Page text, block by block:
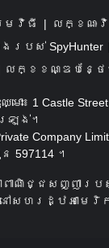
មវិធី
លក្ខណៈ
របស់ SpyHunter
លក្ខខណ្ឌបន្ថែម
មោះ៖ 1 Castle
រឡង់។
Company
។
ាពាណិជ្ជសញ្ញារ
នៅសហរដ្ឋអាមេ